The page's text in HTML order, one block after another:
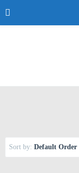
Sort by: Default Order